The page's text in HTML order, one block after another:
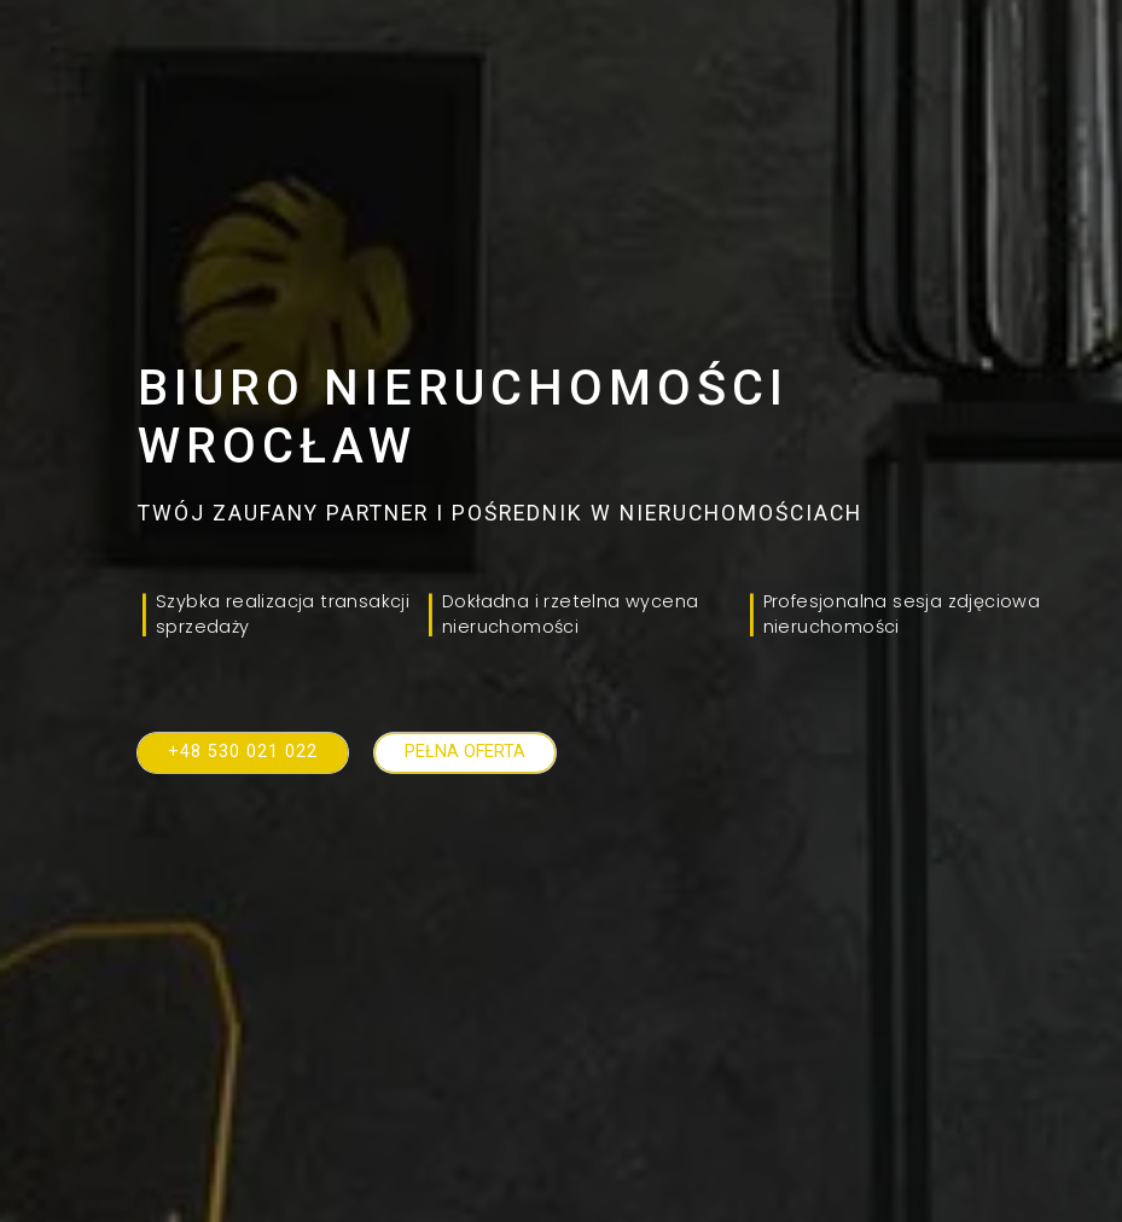
BIURO NIERUCHOMOŚCI
WROCŁAW
TWÓJ ZAUFANY PARTNER I POŚREDNIK W NIERUCHOMOŚCIACH
Szybka realizacja transakcji
sprzedaży
Dokładna i rzetelna wycena
nieruchomości
Profesjonalna sesja zdjęciowa
nieruchomości
+48 530 021 022 PEŁNA OFERTA